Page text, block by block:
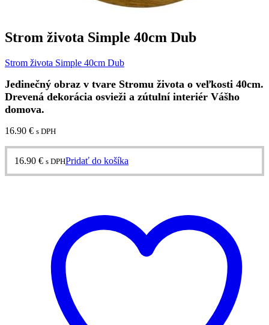
Strom života Simple 40cm Dub
Strom života Simple 40cm Dub
Jedinečný obraz v tvare Stromu života o veľkosti 40cm.
Drevená dekorácia osvieži a zútulní interiér Vášho
domova.
16.90 € s DPH
16.90 € s DPHPridať do košíka